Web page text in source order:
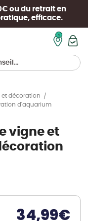
ou du retrait en
efficace.
et décoration
d'aquarium
vigne et
34,99€